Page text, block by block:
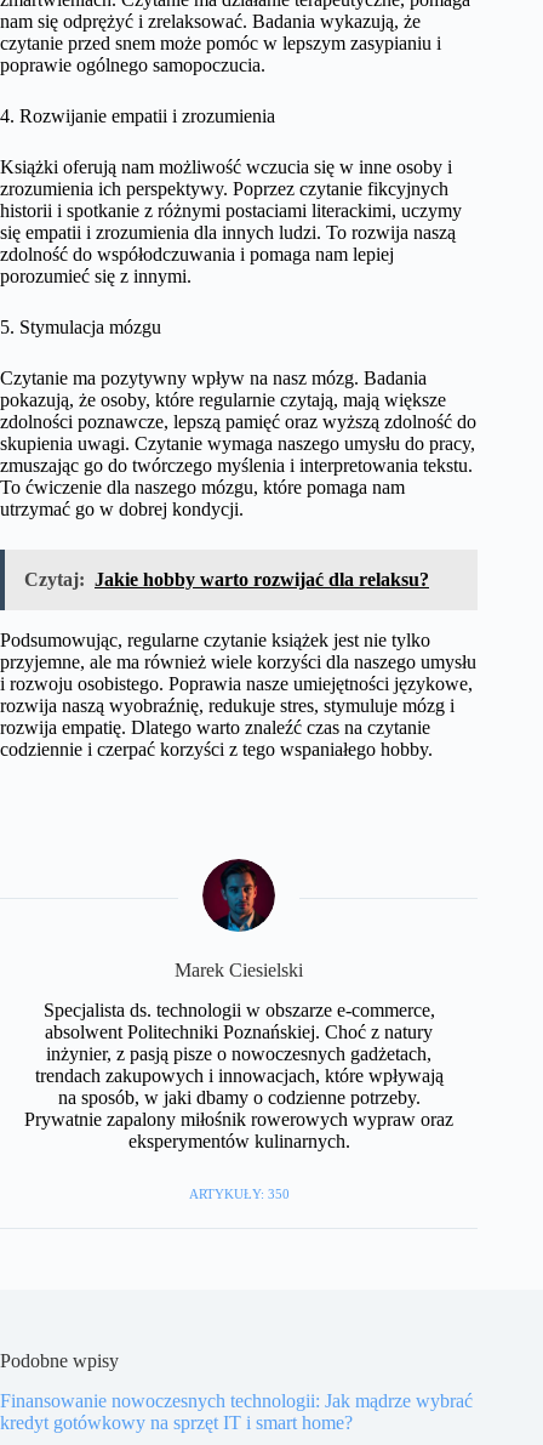
nam się odprężyć i zrelaksować. Badania wykazują, że
czytanie przed snem może pomóc w lepszym zasypianiu i
poprawie ogólnego samopoczucia.
4. Rozwijanie empatii i zrozumienia
Książki oferują nam możliwość wczucia się w inne osoby i
zrozumienia ich perspektywy. Poprzez czytanie fikcyjnych
historii i spotkanie z różnymi postaciami literackimi, uczymy
się empatii i zrozumienia dla innych ludzi. To rozwija naszą
zdolność do współodczuwania i pomaga nam lepiej
porozumieć się z innymi.
5. Stymulacja mózgu
Czytanie ma pozytywny wpływ na nasz mózg. Badania
pokazują, że osoby, które regularnie czytają, mają większe
zdolności poznawcze, lepszą pamięć oraz wyższą zdolność do
skupienia uwagi. Czytanie wymaga naszego umysłu do pracy,
zmuszając go do twórczego myślenia i interpretowania tekstu.
To ćwiczenie dla naszego mózgu, które pomaga nam
utrzymać go w dobrej kondycji.
Czytaj: Jakie hobby warto rozwijać dla relaksu?
Podsumowując, regularne czytanie książek jest nie tylko
przyjemne, ale ma również wiele korzyści dla naszego umysłu
i rozwoju osobistego. Poprawia nasze umiejętności językowe,
rozwija naszą wyobraźnię, redukuje stres, stymuluje mózg i
rozwija empatię. Dlatego warto znaleźć czas na czytanie
codziennie i czerpać korzyści z tego wspaniałego hobby.
Marek Ciesielski
Specjalista ds. technologii w obszarze e-commerce,
absolwent Politechniki Poznańskiej. Choć z natury
inżynier, z pasją pisze o nowoczesnych gadżetach,
trendach zakupowych i innowacjach, które wpływają
na sposób, w jaki dbamy o codzienne potrzeby.
Prywatnie zapalony miłośnik rowerowych wypraw oraz
eksperymentów kulinarnych.
ARTYKUŁY: 350
Podobne wpisy
Finansowanie nowoczesnych technologii: Jak mądrze wybrać
kredyt gotówkowy na sprzęt IT i smart home?